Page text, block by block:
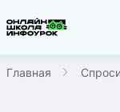
Главная